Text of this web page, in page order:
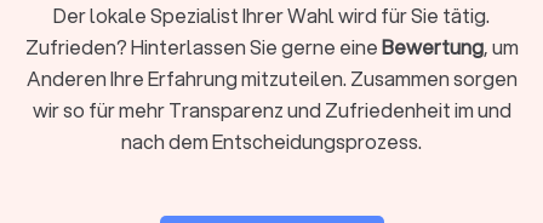
Endreinigung durchführen. Bei engen Terminen,
vielen empfindlichen Gegenständen, hohen Etagen,
eingeschränkten Parkmöglichkeiten oder
beruflicher Belastung empfiehlt sich ein
professionelles Rundum-Paket.
Der lokale Spezialist Ihrer Wahl wird für Sie tätig.
Zufrieden? Hinterlassen Sie gerne eineBewertung, um
Anderen Ihre Erfahrung mitzuteilen. Zusammen sorgen
wir so für mehr Transparenz und Zufriedenheit im und
nach dem Entscheidungsprozess.